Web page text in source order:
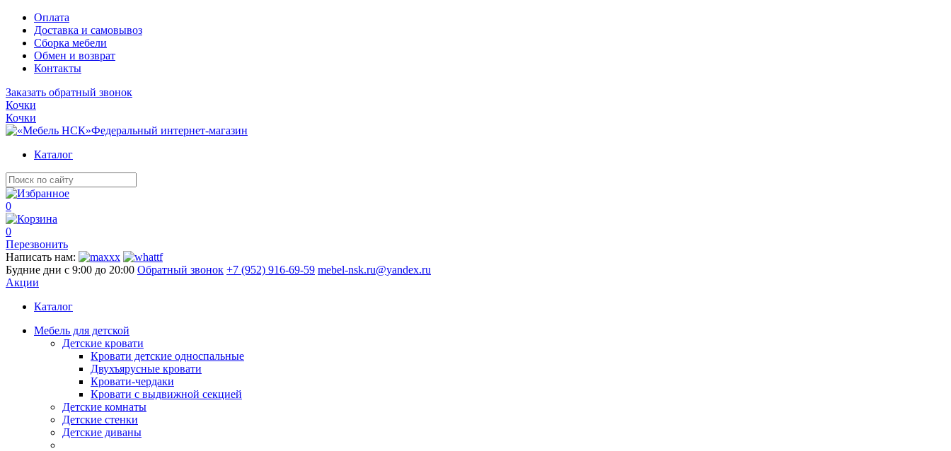
Оплата
Доставка и самовывоз
Сборка мебели
Обмен и возврат
Контакты
Заказать обратный звонок
Кочки
Кочки
Федеральный интернет-магазин
Каталог
0
0
Перезвонить
Написать нам:
Будние дни с 9:00 до 20:00 Обратный звонок +7 (952) 916-69-59 mebel-nsk.ru@yandex.ru
Акции
Каталог
Мебель для детской
Детские кровати
Кровати детские односпальные
Двухъярусные кровати
Кровати-чердаки
Кровати с выдвижной секцией
Детские комнаты
Детские стенки
Детские диваны